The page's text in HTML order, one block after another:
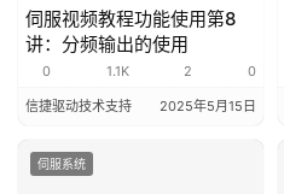
伺服视频教程功能使用第8
讲：分频输出的使用
0 1.1K 2 0
信捷驱动技术支持 2025年5月15日
伺服系统